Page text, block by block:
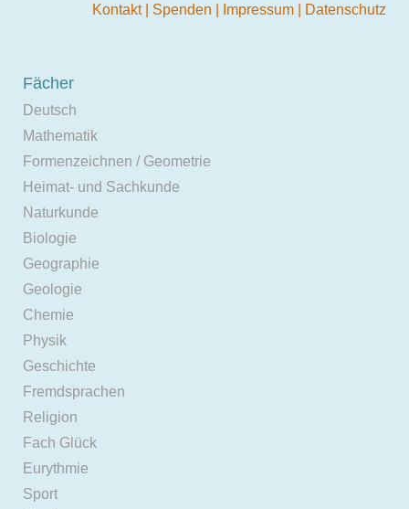
Kontakt Spenden Impressum Datenschutz
Fächer
Deutsch
Mathematik
Formenzeichnen / Geometrie
Heimat- und Sachkunde
Naturkunde
Biologie
Geographie
Geologie
Chemie
Physik
Geschichte
Fremdsprachen
Religion
Fach Glück
Eurythmie
Sport